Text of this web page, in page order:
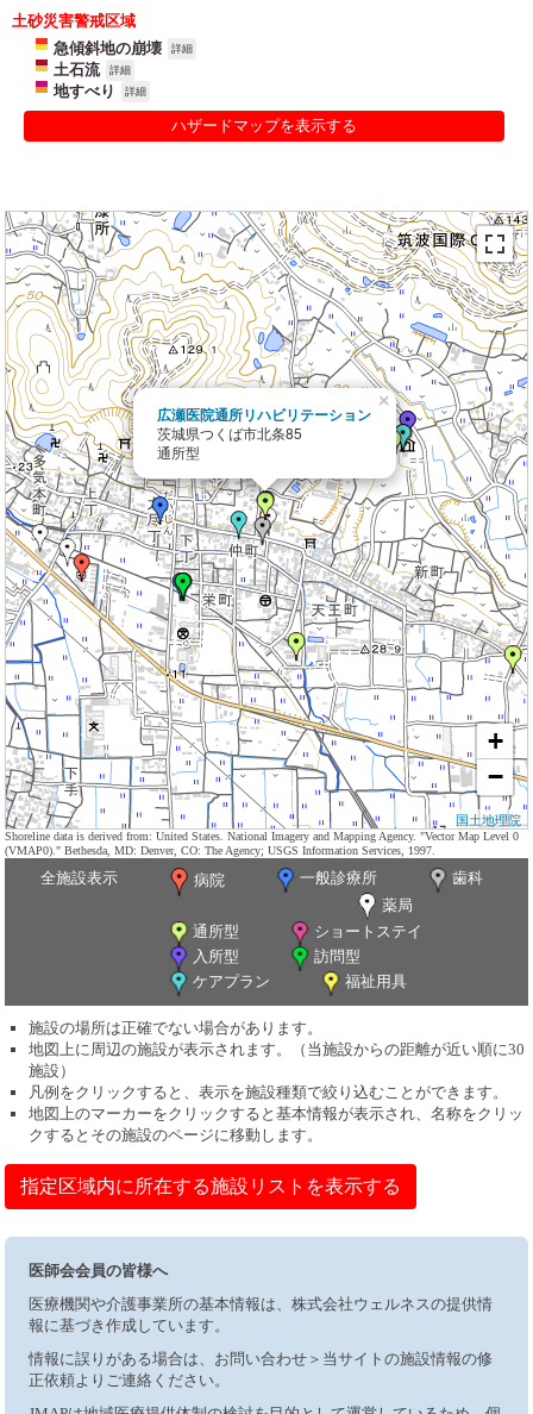
土砂災害警戒区域
急傾斜地の崩壊
詳細
土石流 詳細
地すべり 詳細
ハザードマップを表示する
広瀬医院通所リハビリテーション
茨城県つくば市北条85
通所型
×
+
−
国土地理院
Shoreline data is derived from: United States. National Imagery and Mapping Agency. "Vector Map Level 0
(VMAP0)." Bethesda, MD: Denver, CO: The Agency; USGS Information Services, 1997.
全施設表示 病院 一般診療所
歯科
薬局
通所型
ショートステイ
入所型
訪問型
ケアプラン
福祉用具
施設の場所は正確でない場合があります。
地図上に周辺の施設が表示されます。（当施設からの距離が近い順に30
施設）
凡例をクリックすると、表示を施設種類で絞り込むことができます。
地図上のマーカーをクリックすると基本情報が表示され、名称をクリッ
クするとその施設のページに移動します。
指定区域内に所在する施設リストを表示する
医師会会員の皆様へ
医療機関や介護事業所の基本情報は、株式会社ウェルネスの提供情
報に基づき作成しています。
情報に誤りがある場合は、お問い合わせ＞当サイトの施設情報の修
正依頼よりご連絡ください。